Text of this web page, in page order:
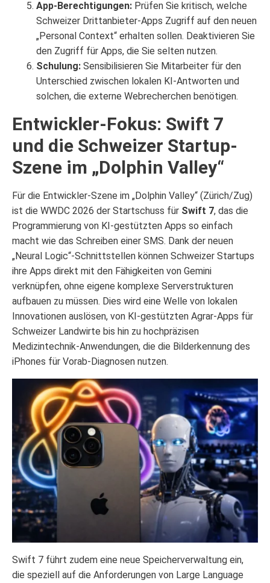
App-Berechtigungen: Prüfen Sie kritisch, welche
Schweizer Drittanbieter-Apps Zugriff auf den neuen
„Personal Context“ erhalten sollen. Deaktivieren Sie
den Zugriff für Apps, die Sie selten nutzen.
Schulung: Sensibilisieren Sie Mitarbeiter für den
Unterschied zwischen lokalen KI-Antworten und
solchen, die externe Webrecherchen benötigen.
Entwickler-Fokus: Swift 7
und die Schweizer Startup-
Szene im „Dolphin Valley“
Für die Entwickler-Szene im „Dolphin Valley“ (Zürich/Zug)
ist die WWDC 2026 der Startschuss für Swift 7, das die
Programmierung von KI-gestützten Apps so einfach
macht wie das Schreiben einer SMS. Dank der neuen
„Neural Logic“-Schnittstellen können Schweizer Startups
ihre Apps direkt mit den Fähigkeiten von Gemini
verknüpfen, ohne eigene komplexe Serverstrukturen
aufbauen zu müssen. Dies wird eine Welle von lokalen
Innovationen auslösen, von KI-gestützten Agrar-Apps für
Schweizer Landwirte bis hin zu hochpräzisen
Medizintechnik-Anwendungen, die die Bilderkennung des
iPhones für Vorab-Diagnosen nutzen.
Swift 7 führt zudem eine neue Speicherverwaltung ein,
die speziell auf die Anforderungen von Large Language